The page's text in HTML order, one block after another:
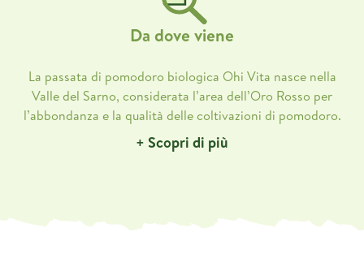
Da dove viene
La passata di pomodoro biologica Ohi Vita nasce nella
Valle del Sarno, considerata l’area dell’Oro Rosso per
l’abbondanza e la qualità delle coltivazioni di pomodoro.
+ Scopri di più